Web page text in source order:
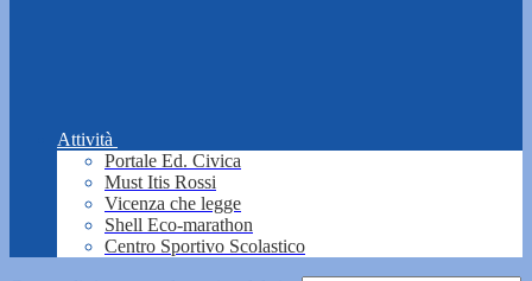
Attività
Portale Ed. Civica
Must Itis Rossi
Vicenza che legge
Shell Eco-marathon
Centro Sportivo Scolastico